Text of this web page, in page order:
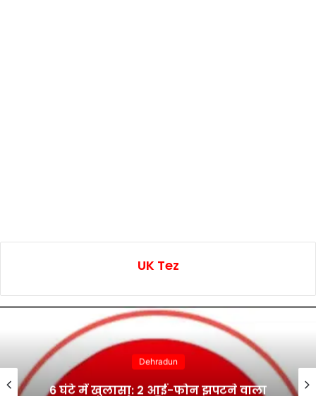
UK Tez
Dehradun
6 घंटे में खुलासा: 2 आई-फोन झपटने वाला